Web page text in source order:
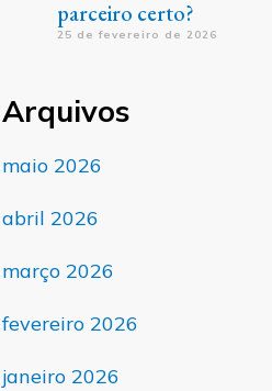
parceiro certo?
25 de fevereiro de 2026
Arquivos
maio 2026
abril 2026
março 2026
fevereiro 2026
janeiro 2026